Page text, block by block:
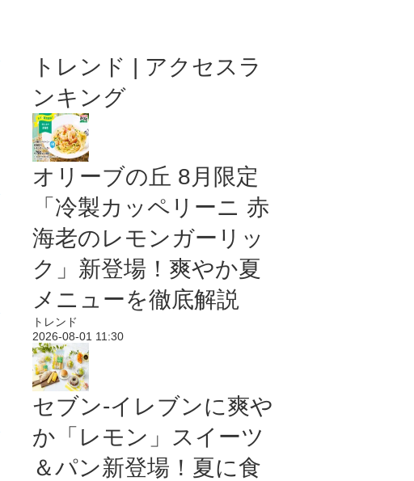
トレンド | アクセスラ
ンキング
オリーブの丘 8月限定
「冷製カッペリーニ 赤
海老のレモンガーリッ
ク」新登場！爽やか夏
メニューを徹底解説
トレンド
2026-08-01 11:30
セブン‐イレブンに爽や
か「レモン」スイーツ
＆パン新登場！夏に食